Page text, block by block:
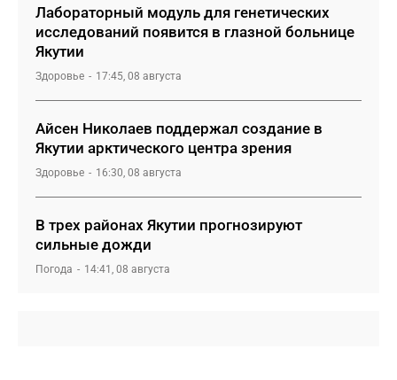
Лабораторный модуль для генетических
исследований появится в глазной больнице
Якутии
Здоровье 17:45, 08 августа
Айсен Николаев поддержал создание в
Якутии арктического центра зрения
Здоровье 16:30, 08 августа
В трех районах Якутии прогнозируют
сильные дожди
Погода 14:41, 08 августа